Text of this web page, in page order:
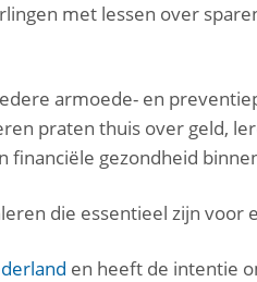
met lessen over
armoede- en
praten thuis over geld,
financiële gezondheid
die essentieel zijn voor
en heeft de intentie